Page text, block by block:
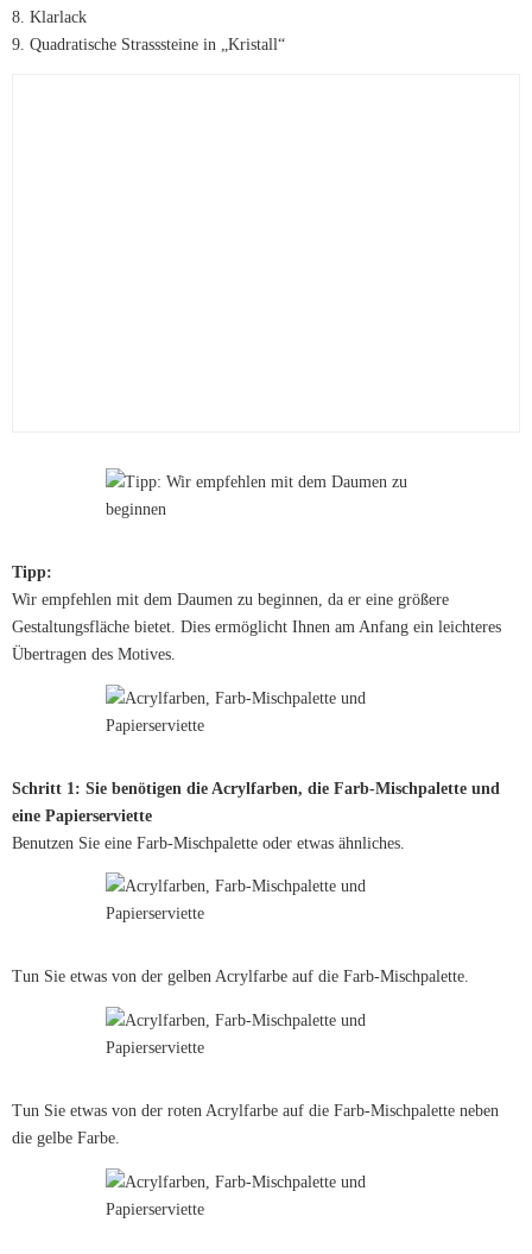
8. Klarlack
9. Quadratische Strasssteine in „Kristall“
Tipp:
Wir empfehlen mit dem Daumen zu beginnen, da er eine größere
Gestaltungsfläche bietet. Dies ermöglicht Ihnen am Anfang ein leichteres
Übertragen des Motives.
Schritt 1: Sie benötigen die Acrylfarben, die Farb-Mischpalette und
eine Papierserviette
Benutzen Sie eine Farb-Mischpalette oder etwas ähnliches.
Tun Sie etwas von der gelben Acrylfarbe auf die Farb-Mischpalette.
Tun Sie etwas von der roten Acrylfarbe auf die Farb-Mischpalette neben
die gelbe Farbe.